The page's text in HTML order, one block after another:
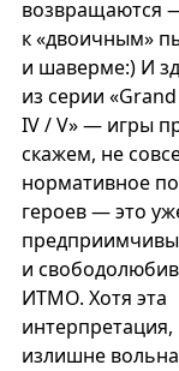
возвращаются
к «двоичным»
и шаверме:) И
из серии
IV / V» — игры
скажем, не
нормативное
героев — это
и
ИТМО. Хотя эта
излишне